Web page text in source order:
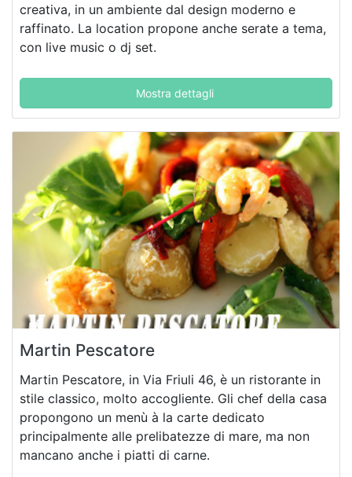
creativa, in un ambiente dal design moderno e
raffinato. La location propone anche serate a tema,
con live music o dj set.
Mostra dettagli
Martin Pescatore
Martin Pescatore, in Via Friuli 46, è un ristorante in
stile classico, molto accogliente. Gli chef della casa
propongono un menù à la carte dedicato
principalmente alle prelibatezze di mare, ma non
mancano anche i piatti di carne.